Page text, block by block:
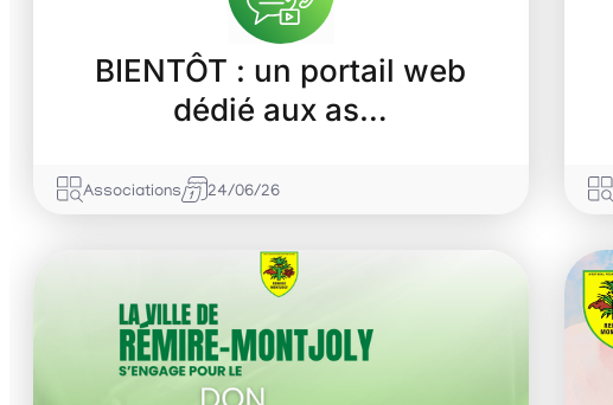
BIENTÔT : un portail web
dédié aux as…
Associations 24/06/26